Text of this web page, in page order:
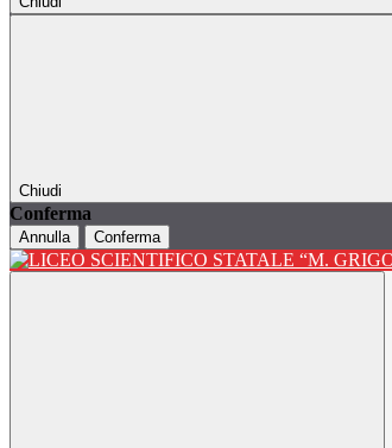
Chiudi
Conferma
Annulla Conferma